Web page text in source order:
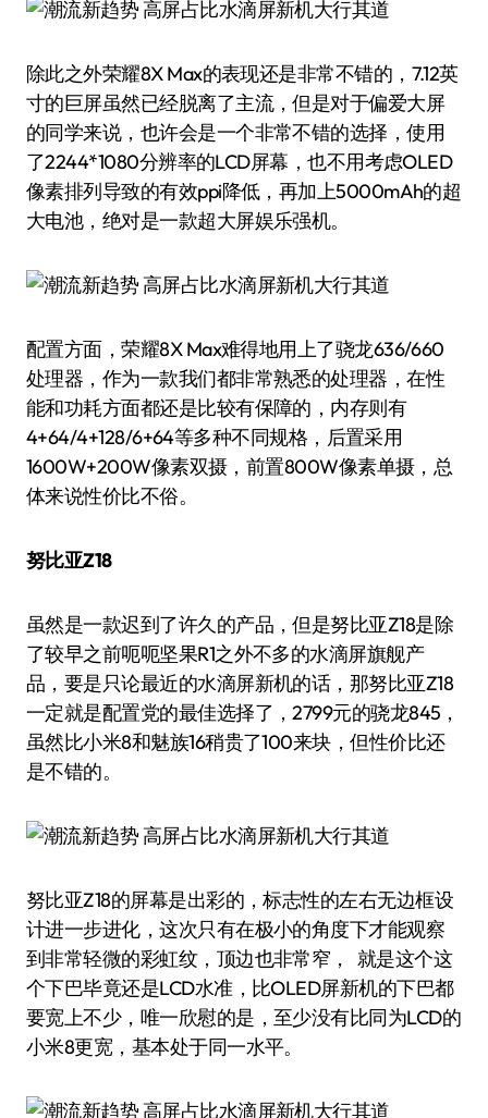
除此之外荣耀8X Max的表现还是非常不错的，7.12英
寸的巨屏虽然已经脱离了主流，但是对于偏爱大屏
的同学来说，也许会是一个非常不错的选择，使用
了2244*1080分辨率的LCD屏幕，也不用考虑OLED
像素排列导致的有效ppi降低，再加上5000mAh的超
大电池，绝对是一款超大屏娱乐强机。
配置方面，荣耀8X Max难得地用上了骁龙636/660
处理器，作为一款我们都非常熟悉的处理器，在性
能和功耗方面都还是比较有保障的，内存则有
4+64/4+128/6+64等多种不同规格，后置采用
1600W+200W像素双摄，前置800W像素单摄，总
体来说性价比不俗。
努比亚Z18
虽然是一款迟到了许久的产品，但是努比亚Z18是除
了较早之前呃呃坚果R1之外不多的水滴屏旗舰产
品，要是只论最近的水滴屏新机的话，那努比亚Z18
一定就是配置党的最佳选择了，2799元的骁龙845，
虽然比小米8和魅族16稍贵了100来块，但性价比还
是不错的。
努比亚Z18的屏幕是出彩的，标志性的左右无边框设
计进一步进化，这次只有在极小的角度下才能观察
到非常轻微的彩虹纹，顶边也非常窄， 就是这个这
个下巴毕竟还是LCD水准，比OLED屏新机的下巴都
要宽上不少，唯一欣慰的是，至少没有比同为LCD的
小米8更宽，基本处于同一水平。